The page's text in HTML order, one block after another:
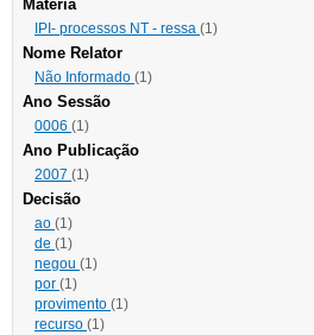
Matéria
IPI- processos NT - ressa (1)
Nome Relator
Não Informado (1)
Ano Sessão
0006 (1)
Ano Publicação
2007 (1)
Decisão
ao (1)
de (1)
negou (1)
por (1)
provimento (1)
recurso (1)